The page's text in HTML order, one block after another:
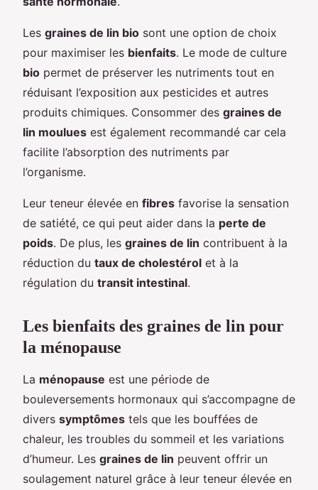
Les graines de lin bio sont une option de choix
pour maximiser les bienfaits. Le mode de culture
bio permet de préserver les nutriments tout en
réduisant l’exposition aux pesticides et autres
produits chimiques. Consommer des graines de
lin moulues est également recommandé car cela
facilite l’absorption des nutriments par
l’organisme.
Leur teneur élevée en fibres favorise la sensation
de satiété, ce qui peut aider dans la perte de
poids. De plus, les graines de lin contribuent à la
réduction du taux de cholestérol et à la
régulation du transit intestinal.
Les bienfaits des graines de lin pour
la ménopause
La ménopause est une période de
bouleversements hormonaux qui s’accompagne de
divers symptômes tels que les bouffées de
chaleur, les troubles du sommeil et les variations
d’humeur. Les graines de lin peuvent offrir un
soulagement naturel grâce à leur teneur élevée en